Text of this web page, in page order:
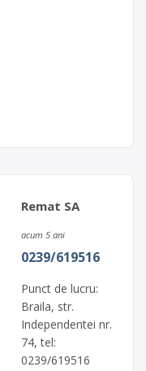
Remat SA
acum 5 ani
0239/619516
Punct de lucru:
Braila, str.
Independentei nr.
74, tel:
0239/619516